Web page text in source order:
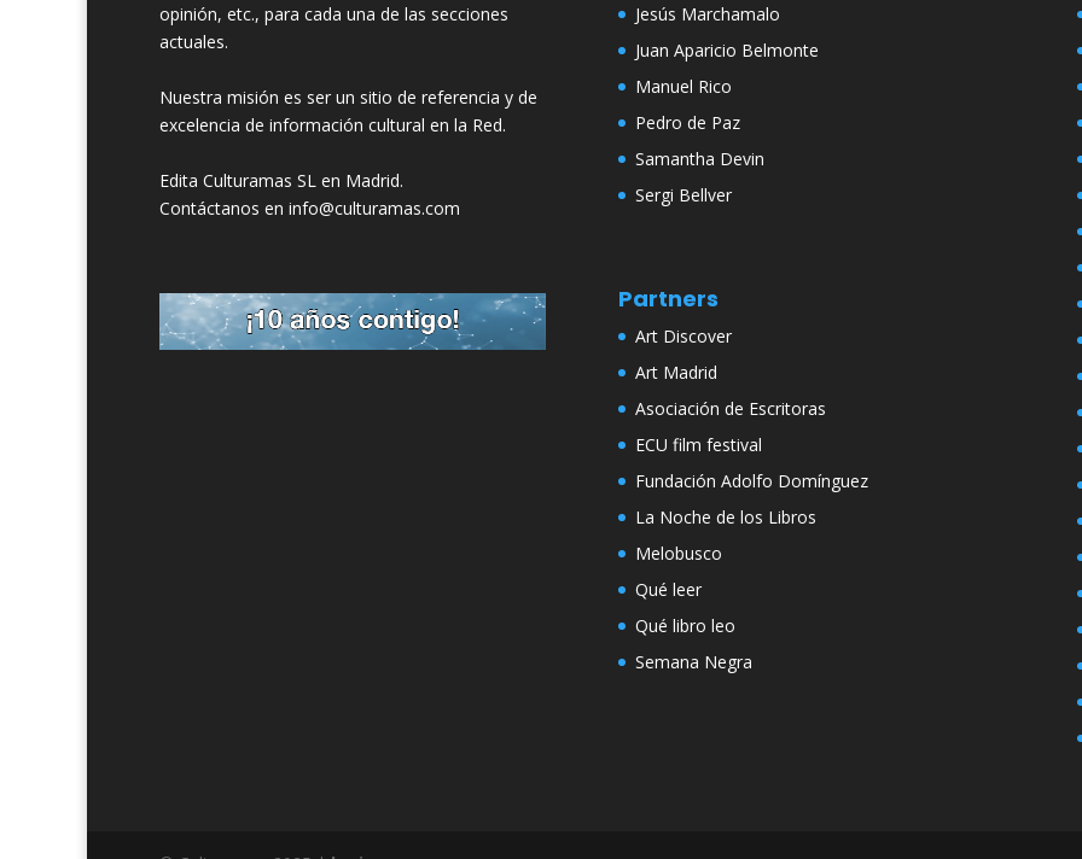
opinión, etc., para cada una de las secciones
actuales.
Nuestra misión es ser un sitio de referencia y de
excelencia de información cultural en la Red.
Edita Culturamas SL en Madrid.
Contáctanos en info@culturamas.com
Jesús Marchamalo
Juan Aparicio Belmonte
Manuel Rico
Pedro de Paz
Samantha Devin
Sergi Bellver
Partners
Art Discover
Art Madrid
Asociación de Escritoras
ECU film festival
Fundación Adolfo Domínguez
La Noche de los Libros
Melobusco
Qué leer
Qué libro leo
Semana Negra